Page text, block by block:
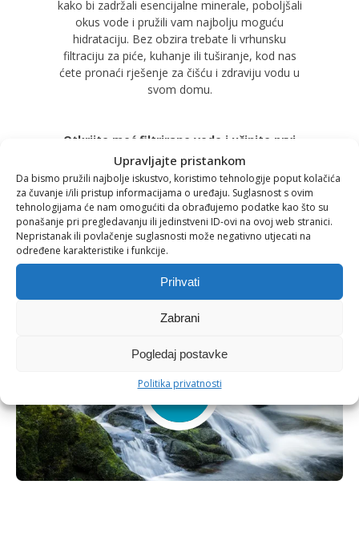
Upravljajte pristankom
Da bismo pružili najbolje iskustvo, koristimo tehnologije poput kolačića
za čuvanje i/ili pristup informacijama o uređaju. Suglasnost s ovim
tehnologijama će nam omogućiti da obrađujemo podatke kao što su
ponašanje pri pregledavanju ili jedinstveni ID-ovi na ovoj web stranici.
Nepristanak ili povlačenje suglasnosti može negativno utjecati na
određene karakteristike i funkcije.
Prihvati
Zabrani
Pogledaj postavke
Politika privatnosti
kako bi zadržali esencijalne minerale, poboljšali
okus vode i pružili vam najbolju moguću
hidrataciju. Bez obzira trebate li vrhunsku
filtraciju za piće, kuhanje ili tuširanje, kod nas
ćete pronaći rješenje za čišću i zdraviju vodu u
svom domu.
Otkrijte moć filtrirane vode i učinite prvi
korak prema zdravijem životu!
Pročitaj više